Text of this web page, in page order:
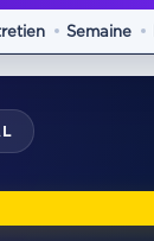
Semaine